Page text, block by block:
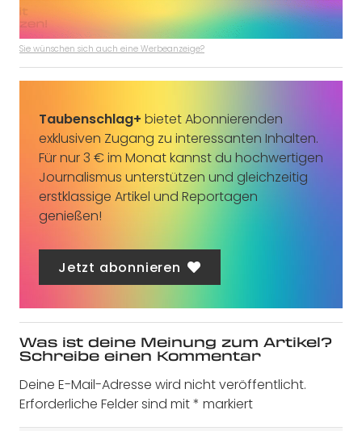
Sie wünschen sich auch eine Werbeanzeige?
Taubenschlag+ bietet Abonnierenden
exklusiven Zugang zu interessanten Inhalten.
Für nur 3 € im Monat kannst du hochwertigen
Journalismus unterstützen und gleichzeitig
erstklassige Artikel und Reportagen
genießen!
Jetzt abonnieren
Was ist deine Meinung zum Artikel?
Schreibe einen Kommentar
Deine E-Mail-Adresse wird nicht veröffentlicht.
Erforderliche Felder sind mit* markiert